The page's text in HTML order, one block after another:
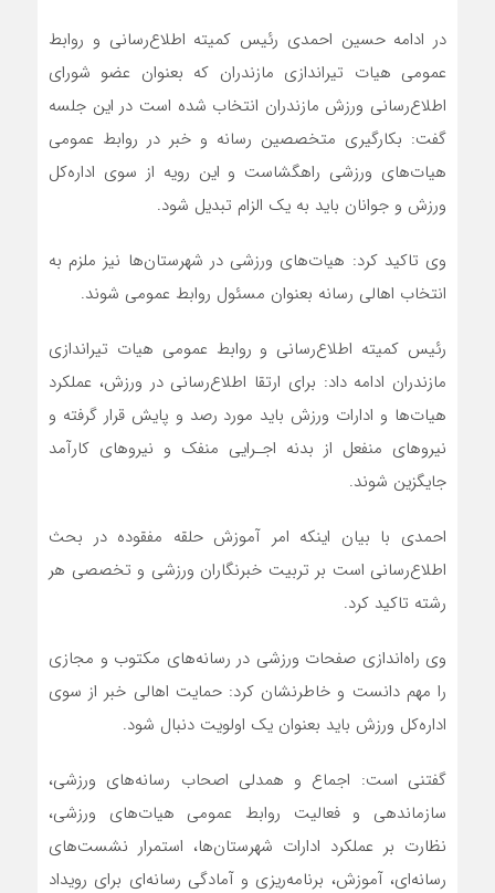
در ادامه حسین احمدی رئیس کمیته اطلاع‌رسانی و روابط
عمومی هیات تیراندازی مازندران که بعنوان عضو شورای
اطلاع‌رسانی ورزش مازندران انتخاب شده است در این جلسه
گفت: بکارگیری متخصصین رسانه و خبر در روابط عمومی
هیات‌های ورزشی راهگشاست و این رویه از سوی اداره‌کل
ورزش و جوانان باید به یک الزام تبدیل شود.
وی تاکید کرد: هیات‌های ورزشی در شهرستان‌ها نیز ملزم به
انتخاب اهالی رسانه بعنوان مسئول روابط عمومی شوند.
رئیس کمیته اطلاع‌رسانی و روابط عمومی هیات تیراندازی
مازندران ادامه داد: برای ارتقا اطلاع‌رسانی در ورزش، عملکرد
هیات‌ها و ادارات ورزش باید مورد رصد و پایش قرار گرفته و
نیروهای منفعل از بدنه اجـرایی منفک و نیروهای کارآمد
جایگزین شوند.
احمدی با بیان اینکه امر آموزش حلقه مفقوده در بحث
اطلاع‌رسانی است بر تربیت خبرنگاران ورزشی و تخصصی هر
رشته تاکید کرد.
وی راه‌اندازی صفحات ورزشی در رسانه‌های مکتوب و مجازی
را مهم دانست و خاطرنشان کرد: حمایت اهالی خبر از سوی
اداره‌کل ورزش باید بعنوان یک اولویت‌ دنبال شود.
گفتنی است: اجماع و همدلی اصحاب رسانه‌های ورزشی،
سازماندهی و فعالیت روابط عمومی هیات‌های ورزشی،
نظارت بر عملکرد ادارات شهرستان‌ها، استمرار نشست‌های
رسانه‌ای، آموزش، برنامه‌ریزی و آمادگی رسانه‌ای برای رویداد